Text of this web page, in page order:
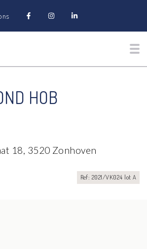
HOB
18, 3520 Zonhoven
Ref: 2021/VK024 lot A